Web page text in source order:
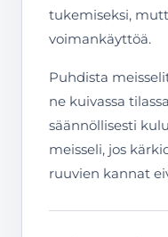
tukemiseksi,
voimankäyttöä.
Puhdista
ne kuivassa
säännöllisesti
meisseli, jos
ruuvien kannat